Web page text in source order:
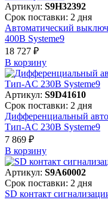
Артикул: S9H32392
Срок поставки: 2 дня
Автоматический
400В Systeme9
18 727 ₽
В корзинy
Артикул: S9D41610
Срок поставки: 2 дня
Дифференциальный
Тип-AC 230В Systeme9
7 869 ₽
В корзинy
Артикул: S9A60002
Срок поставки: 2 дня
SD контакт